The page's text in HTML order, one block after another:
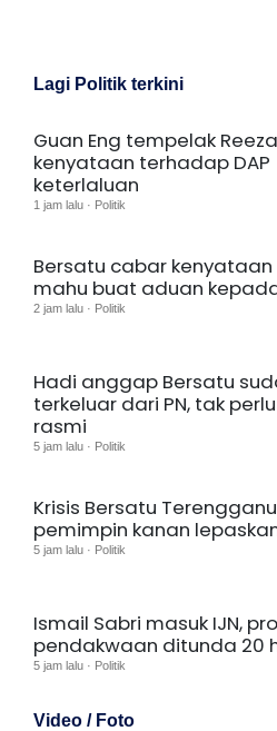
Lagi Politik terkini
Guan Eng tempelak
kenyataan terhadap DAP
keterlaluan
1 jam lalu · Politik
Bersatu cabar kenyataan
mahu buat aduan kepada
2 jam lalu · Politik
Hadi anggap Bersatu
terkeluar dari PN, tak
rasmi
5 jam lalu · Politik
Krisis Bersatu
pemimpin kanan
5 jam lalu · Politik
Ismail Sabri masuk IJN,
pendakwaan ditunda 20
5 jam lalu · Politik
Video / Foto